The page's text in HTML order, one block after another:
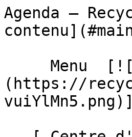
Agenda –
(https://